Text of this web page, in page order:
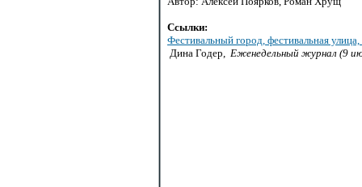
Ссылки:
Фестивальный город, фестивальная
Дина Годер, Еженедельный журнал (9